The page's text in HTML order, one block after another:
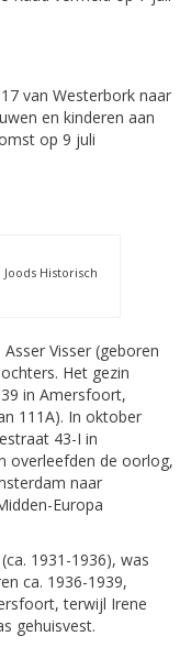
van Westerbork naar
en kinderen aan
op 9 juli
Historisch
Visser (geboren
Het gezin
in Amersfoort,
111A). In oktober
43-I in
overleefden de oorlog,
naar
Europa
1931-1936), was
ca. 1936-1939,
terwijl Irene
gehuisvest.